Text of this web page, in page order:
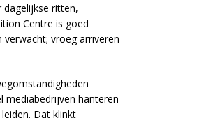
dagelijkse ritten,
Centre is goed
verwacht; vroeg arriveren
mediabedrijven hanteren
Dat klinkt